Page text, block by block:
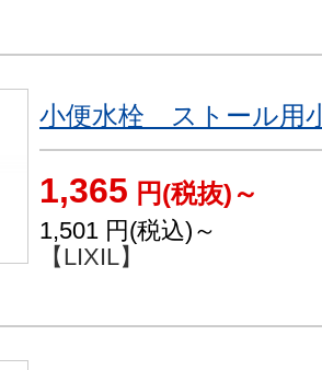
小便水栓 ストール用
1,365 円(税抜)～
1,501 円(税込)～
【LIXIL】